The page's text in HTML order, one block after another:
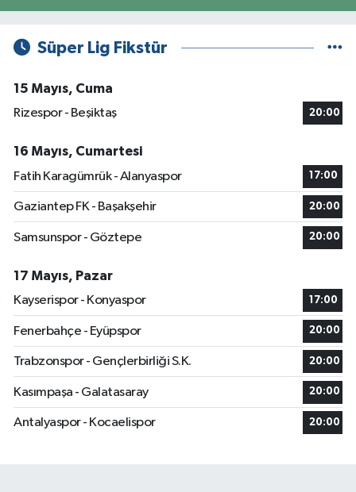
Süper Lig Fikstür
15 Mayıs, Cuma
Rizespor - Beşiktaş
20:00
16 Mayıs, Cumartesi
Fatih Karagümrük - Alanyaspor
17:00
Gaziantep FK - Başakşehir 20:00
Samsunspor - Göztepe 20:00
17 Mayıs, Pazar
Kayserispor - Konyaspor
17:00
Fenerbahçe - Eyüpspor 20:00
Trabzonspor - Gençlerbirliği S.K. 20:00
Kasımpaşa - Galatasaray 20:00
Antalyaspor - Kocaelispor 20:00